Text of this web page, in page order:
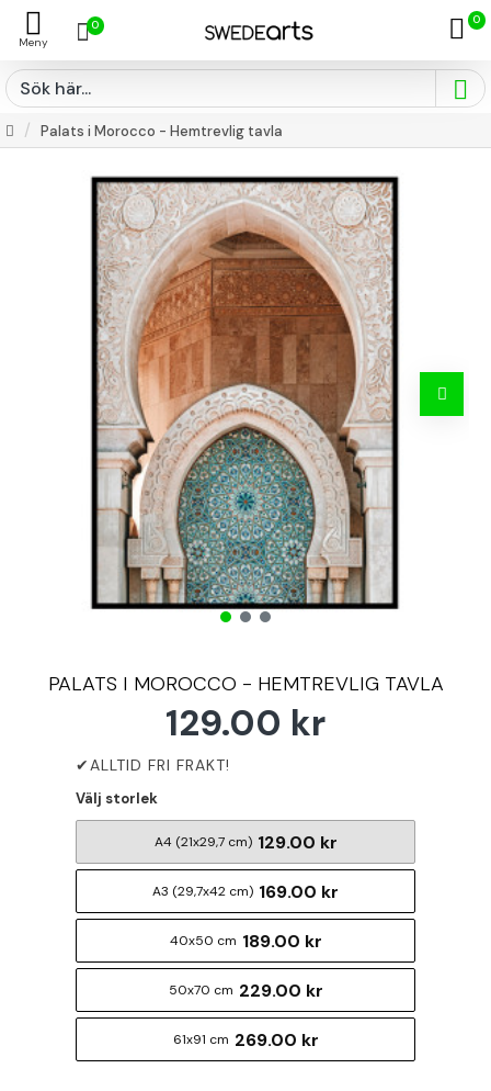
0 0
Palats i Morocco - Hemtrevlig tavla
PALATS I MOROCCO - HEMTREVLIG TAVLA
129.00 kr
Välj storlek
A4 (21x29,7 cm) 129.00 kr
A3 (29,7x42 cm) 169.00 kr
40x50 cm 189.00 kr
50x70 cm 229.00 kr
61x91 cm 269.00 kr